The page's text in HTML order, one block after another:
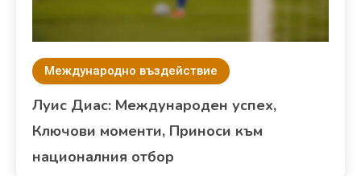
Международно въздействие
Луис Диас: Международен успех,
Ключови моменти, Приноси към
националния отбор